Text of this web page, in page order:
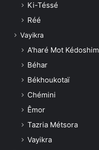
Ki-Téssé
Réé
Vayikra
A'haré Mot Kédoshim
Béhar
Békhoukotaï
Chémini
Êmor
Tazria Métsora
Vayikra